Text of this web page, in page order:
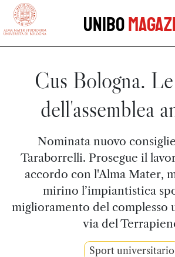
vai al contenuto della pagina
Unibo
Cus Bologna.
dell'assemblea
Nominata nuovo
Taraborrelli. Prosegue il
accordo con l'Alma Mater,
mirino l’impiantistica
miglioramento del complesso
via del
Sport universitario